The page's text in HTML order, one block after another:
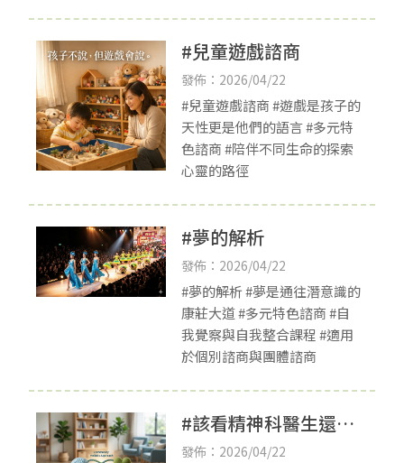
#兒童遊戲諮商
發佈：2026/04/22
#兒童遊戲諮商 #遊戲是孩子的
天性更是他們的語言 #多元特
色諮商 #陪伴不同生命的探索
心靈的路徑
#夢的解析
發佈：2026/04/22
#夢的解析 #夢是通往潛意識的
康莊大道 #多元特色諮商 #自
我覺察與自我整合課程 #適用
於個別諮商與團體諮商
#該看精神科醫生還是
心理師
發佈：2026/04/22